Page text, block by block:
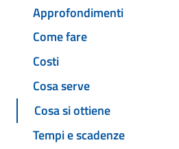
Approfondimenti
Come fare
Costi
Cosa serve
Cosa si ottiene
Tempi e scadenze